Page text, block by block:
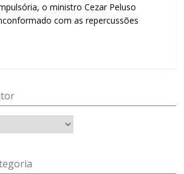
o ministro Cezar Peluso
com as repercussões